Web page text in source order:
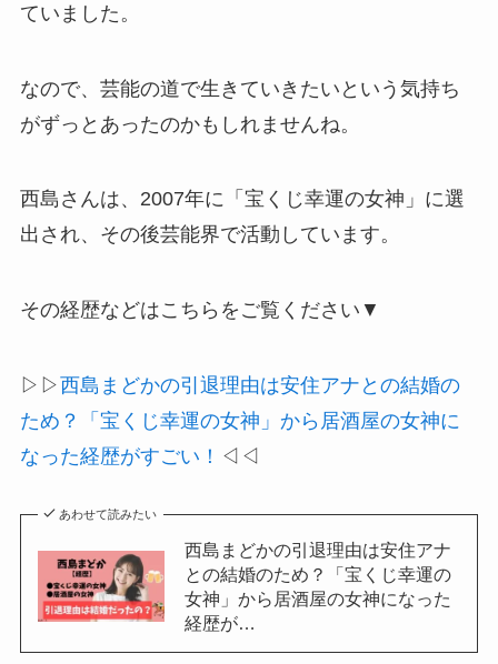
ていました。
なので、芸能の道で生きていきたいという気持ち
がずっとあったのかもしれませんね。
西島さんは、2007年に「宝くじ幸運の女神」に選
出され、その後芸能界で活動しています。
その経歴などはこちらをご覧ください▼
▷▷西島まどかの引退理由は安住アナとの結婚の
ため？「宝くじ幸運の女神」から居酒屋の女神に
なった経歴がすごい！ ◁◁
あわせて読みたい
西島まどかの引退理由は安住アナ
との結婚のため？「宝くじ幸運の
女神」から居酒屋の女神になった
経歴が…